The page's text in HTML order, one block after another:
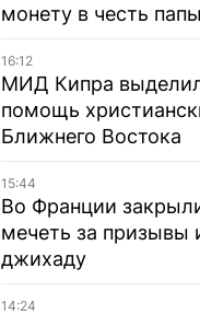
монету в честь
16:12
МИД Кипра
помощь
Ближнего Востока
15:44
Во Франции
мечеть за призывы
джихаду
14:24